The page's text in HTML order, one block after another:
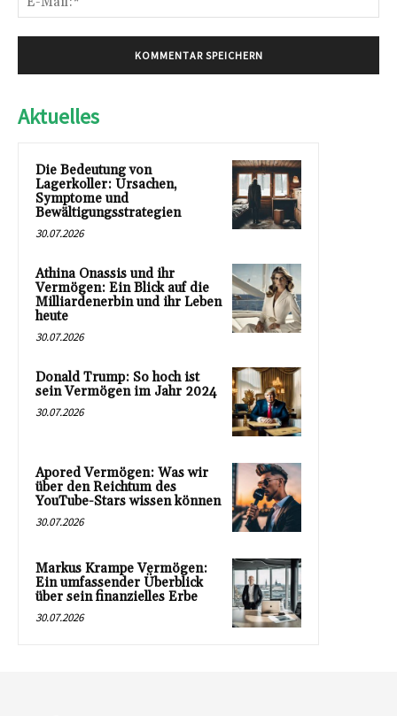
Aktuelles
Die Bedeutung von
Lagerkoller: Ursachen,
Symptome und
Bewältigungsstrategien
30.07.2026
Athina Onassis und ihr
Vermögen: Ein Blick auf die
Milliardenerbin und ihr Leben
heute
30.07.2026
Donald Trump: So hoch ist
sein Vermögen im Jahr 2024
30.07.2026
Apored Vermögen: Was wir
über den Reichtum des
YouTube-Stars wissen können
30.07.2026
Markus Krampe Vermögen:
Ein umfassender Überblick
über sein finanzielles Erbe
30.07.2026